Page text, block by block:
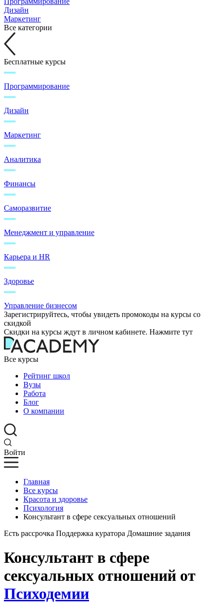
Дизайн
Маркетинг
Все категории
Бесплатные курсы
Программирование
Дизайн
Маркетинг
Аналитика
Финансы
Саморазвитие
Менеджмент и управление
Карьера и HR
Здоровье
Управление бизнесом
Зарегистрируйтесь, чтобы увидеть промокоды на курсы со
скидкой
Скидки на курсы ждут в личном кабинете. Нажмите тут
Все курсы
Рейтинг школ
Вузы
Работа
Блог
О компании
Войти
Главная
Все курсы
Красота и здоровье
Психология
Консультант в сфере сексуальных отношений
Есть рассрочка Поддержка куратора Домашние задания
Консультант в сфере
сексуальных отношений от
Психодемии